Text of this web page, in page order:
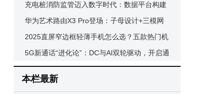
管理，推动光纤网络绿色数智升级
充电桩消防监管迈入数字时代：数据平台构建
全链条安全防护体系
华为艺术路由X3 Pro登场：子母设计+三模网
关，科技美学重塑家居体验
2025直屏窄边框轻薄手机怎么选？五款热门机
型全方位对比来啦
5G新通话“进化论”：DC与AI双轮驱动，开启通
话服务新时代
本栏最新